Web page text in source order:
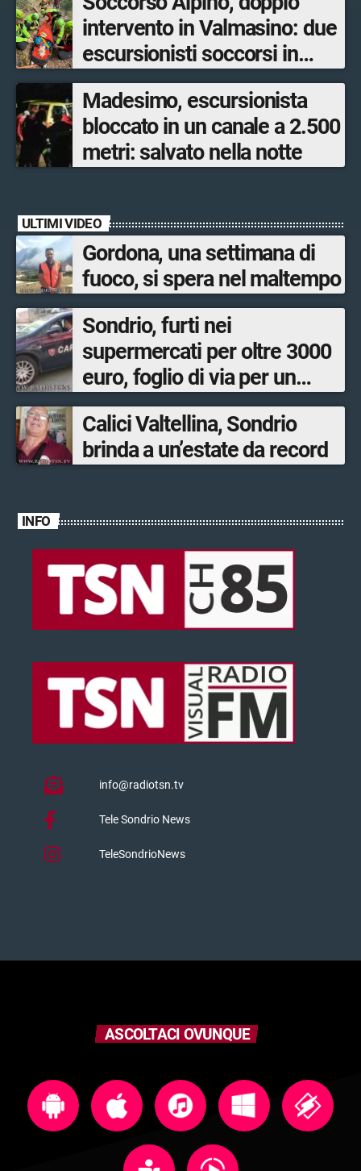
intervento in Valmasino: due
escursionisti soccorsi in
poche ore
Madesimo, escursionista
bloccato in un canale a 2.500
metri: salvato nella notte
ULTIMI VIDEO
Gordona, una settimana di
fuoco, si spera nel maltempo
Sondrio, furti nei
supermercati per oltre 3000
euro, foglio di via per un
ventinovenne
Calici Valtellina, Sondrio
brinda a un’estate da record
INFO
info@radiotsn.tv
Tele Sondrio News
TeleSondrioNews
ASCOLTACI OVUNQUE